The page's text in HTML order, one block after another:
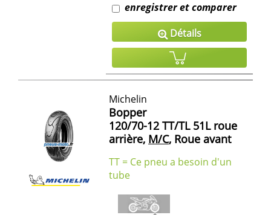
enregistrer et comparer
Détails
Michelin
Bopper
120/70-12 TT/TL 51L roue
arrière, M/C, Roue avant
TT = Ce pneu a besoin d'un
tube